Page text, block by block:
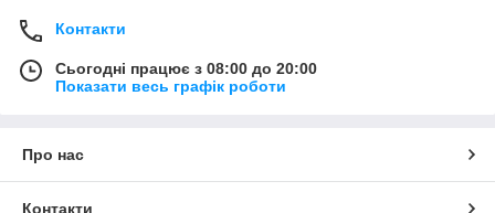
Контакти
Сьогодні працює з 08:00 до 20:00
Показати весь графік роботи
Про нас
Контакти